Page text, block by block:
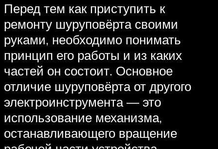
Перед тем как приступить к
ремонту шуруповёрта своими
руками, необходимо понимать
принцип его работы и из каких
частей он состоит. Основное
отличие шуруповёрта от другого
электроинструмента — это
использование механизма,
останавливающего вращение